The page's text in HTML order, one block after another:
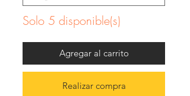
Solo 5 disponible(s)
Agregar al carrito
Realizar compra